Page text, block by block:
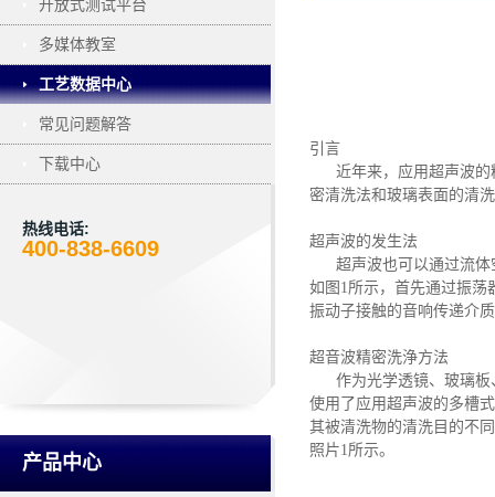
开放式测试平台
多媒体教室
工艺数据中心
常见问题解答
下载中心
热线电话:
400-838-6609
产品中心
引言
近年来，应用超声波的
密清洗法和玻璃表面的清
超声波的发生法
超声波也可以通过流体
如图 1所示，首先通过振荡
振动子接触的音响传递介
超音波精密洗浄方法
作为光学透镜、玻璃板
使用了应用超声波的多槽
其被清洗物的清洗目的不
照片1所示。